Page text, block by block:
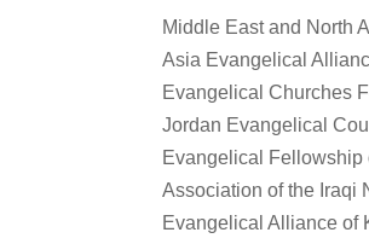
Middle East and North
Asia Evangelical
Evangelical Churches
Jordan Evangelical
Evangelical Fellowship
Association of the Iraqi
Evangelical Alliance of